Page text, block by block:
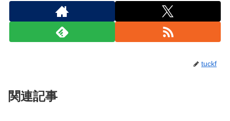
tuckf
関連記事